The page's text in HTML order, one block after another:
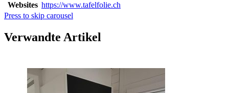
Websites https://www.tafelfolie.ch
Press to skip carousel
Verwandte Artikel